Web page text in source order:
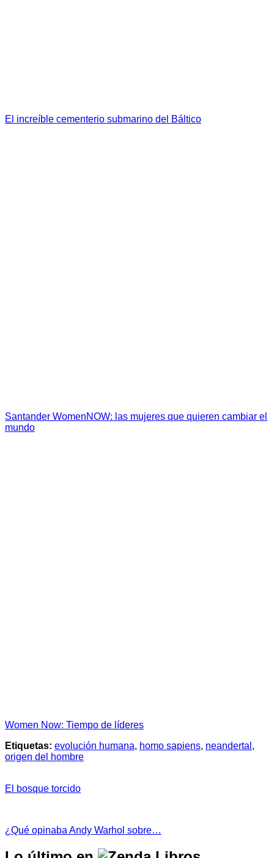
El increíble cementerio submarino del Báltico
Santander WomenNOW: las mujeres que quieren cambiar el
mundo
Women Now: Tiempo de líderes
Etiquetas: evolución humana, homo sapiens, neandertal ,
origen del hombre
El bosque torcido
¿Qué opinaba Andy Warhol sobre…